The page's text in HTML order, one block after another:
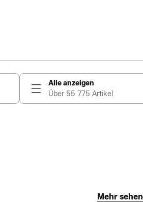
Alle anzeigen
Über 55 775 Artikel
Mehr sehen